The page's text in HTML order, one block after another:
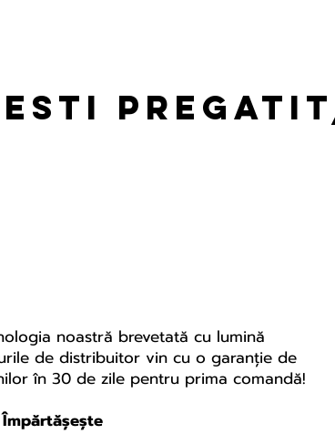
esti
noastră brevetată cu lumină
de distribuitor vin cu o garanție de
în 30 de zile pentru prima comandă!